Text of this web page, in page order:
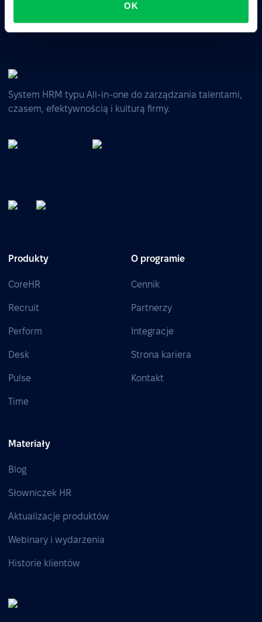
OK
System HRM typu All-in-one do zarządzania talentami,
czasem, efektywnością i kulturą firmy.
Produkty
CoreHR
Recruit
Perform
Desk
Pulse
Time
O programie
Cennik
Partnerzy
Integracje
Strona kariera
Kontakt
Materiały
Blog
Słowniczek HR
Aktualizacje produktów
Webinary i wydarzenia
Historie klientów